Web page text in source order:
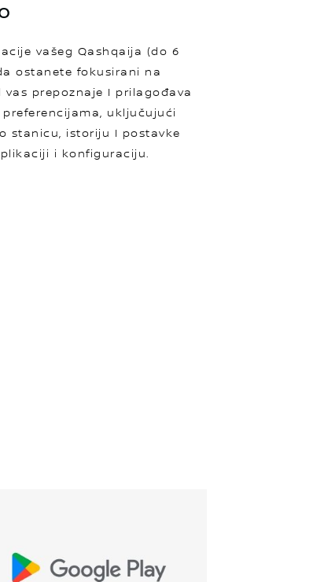
vašeg Qashqaija (do 6
ostanete fokusirani na
vas prepoznaje I prilagođava
uključujući
stanicu, istoriju I postavke
i konfiguraciju.